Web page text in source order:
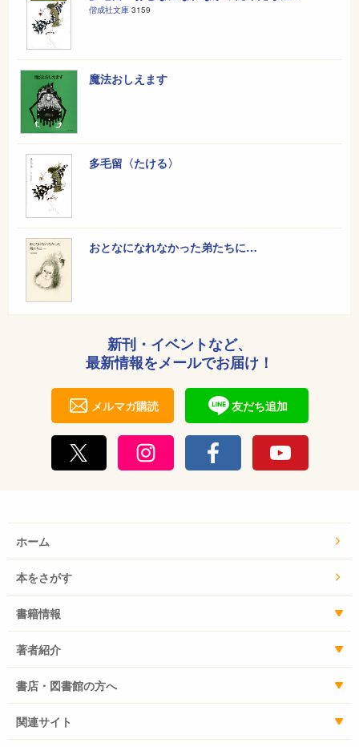
偕成社文庫 3159
魔法おしえます
多毛留〈たける〉
おとなになれなかった弟たちに…
新刊・イベントなど、
最新情報をメールでお届け！
メルマガ購読 友だち追加
ホーム
本をさがす
書籍情報
著者紹介
書店・図書館の方へ
関連サイト